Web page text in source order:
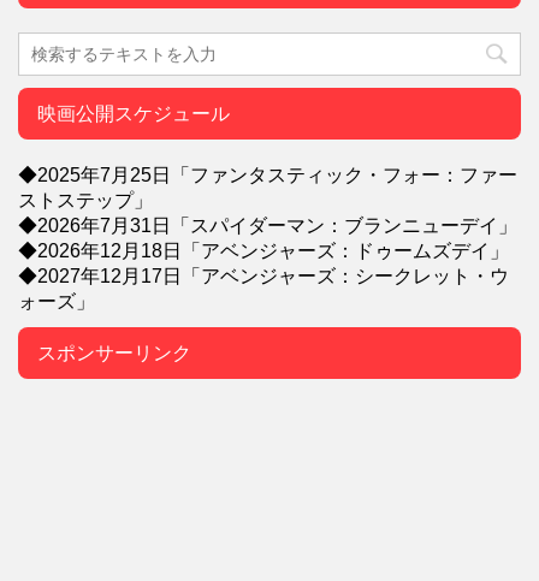
映画公開スケジュール
◆2025年7月25日「ファンタスティック・フォー：ファー
ストステップ」
◆2026年7月31日「スパイダーマン：ブランニューデイ」
◆2026年12月18日「アベンジャーズ：ドゥームズデイ」
◆2027年12月17日「アベンジャーズ：シークレット・ウ
ォーズ」
スポンサーリンク